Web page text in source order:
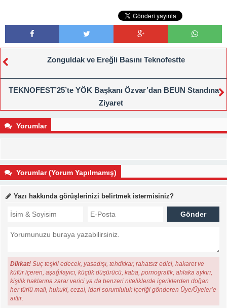
Zonguldak ve Ereğli Basını Teknofestte
TEKNOFEST’25’te YÖK Başkanı Özvar’dan BEUN Standına
Ziyaret
Yorumlar
Yorumlar (Yorum Yapılmamış)
Yazı hakkında görüşlerinizi belirtmek istermisiniz?
Dikkat! Suç teşkil edecek, yasadışı, tehditkar, rahatsız edici, hakaret ve
küfür içeren, aşağılayıcı, küçük düşürücü, kaba, pornografik, ahlaka aykırı,
kişilik haklarına zarar verici ya da benzeri niteliklerde içeriklerden doğan
her türlü mali, hukuki, cezai, idari sorumluluk içeriği gönderen Üye/Üyeler’e
aittir.